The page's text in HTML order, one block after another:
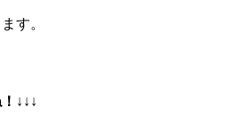
す。
↓↓↓